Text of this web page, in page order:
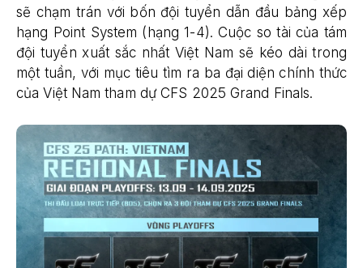
sẽ chạm trán với bốn đội tuyển dẫn đầu bảng xếp
hạng Point System (hạng 1-4). Cuộc so tài của tám
đội tuyển xuất sắc nhất Việt Nam sẽ kéo dài trong
một tuần, với mục tiêu tìm ra ba đại diện chính thức
của Việt Nam tham dự CFS 2025 Grand Finals.